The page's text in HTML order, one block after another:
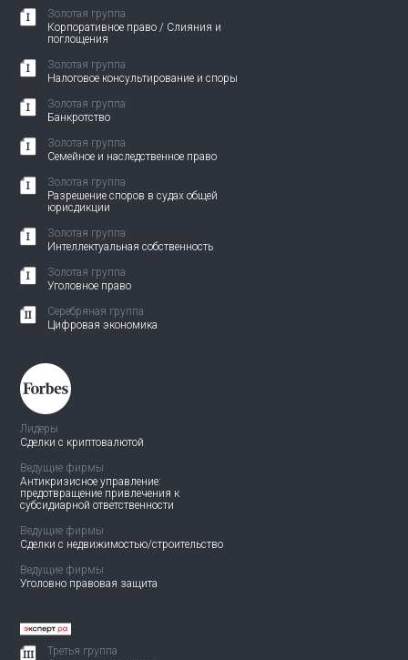
Золотая группа
Корпоративное право / Слияния и
поглощения
Золотая группа
Налоговое консультирование и споры
Золотая группа
Банкротство
Золотая группа
Семейное и наследственное право
Золотая группа
Разрешение споров в судах общей
юрисдикции
Золотая группа
Интеллектуальная собственность
Золотая группа
Уголовное право
Серебряная группа
Цифровая экономика
Лидеры
Сделки с криптовалютой
Ведущие фирмы
Антикризисное управление:
предотвращение привлечения к
субсидиарной ответственности
Ведущие фирмы
Сделки с недвижимостью/строительство
Ведущие фирмы
Уголовно правовая защита
Третья группа